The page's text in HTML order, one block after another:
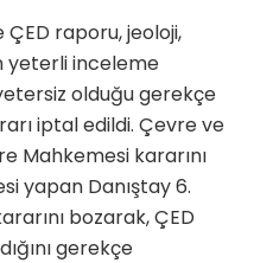
raporu, jeoloji,
yeterli inceleme
olduğu gerekçe
iptal edildi. Çevre ve
Mahkemesi kararını
yapan Danıştay 6.
bozarak, ÇED
gerekçe